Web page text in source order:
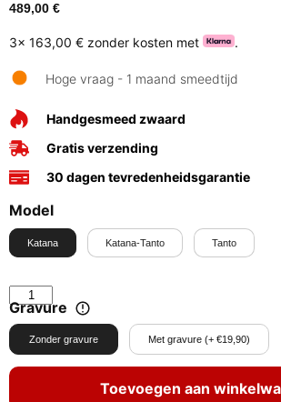
489,00 €
3x 163,00 € zonder kosten met .
Hoge vraag - 1 maand smeedtijd
Handgesmeed zwaard
Gratis verzending
30 dagen tevredenheidsgarantie
Model
Katana Katana-Tanto Tanto
Gravure
Zonder gravure Met gravure (+ €19,90)
Toevoegen aan